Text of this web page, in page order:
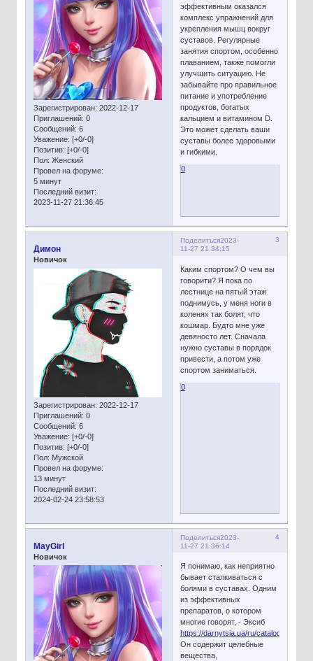
Зарегистрирован: 2022-12-17
Приглашений: 0
Сообщений: 6
Уважение: [+0/-0]
Позитив: [+0/-0]
Пол: Женский
Провел на форуме:
5 минут
Последний визит:
2023-11-27 21:36:45
эффективным оказался
комплекс упражнений для
укрепления мышц вокруг
суставов. Регулярные
занятия спортом, особенно
плаванием, также помогли
улучшить ситуацию. Не
забывайте про правильное
питание и употребление
продуктов, богатых
кальцием и витамином D.
Это может сделать ваши
суставы более здоровыми
и гибкими.
0
Поделиться 3
2023-
11-27 21:34:15
Димон
Новичок
Зарегистрирован: 2022-12-17
Приглашений: 0
Сообщений: 6
Уважение: [+0/-0]
Позитив: [+0/-0]
Пол: Мужской
Провел на форуме:
13 минут
Последний визит:
2024-02-24 23:58:53
Каким спортом? О чем вы
говорити? Я пока по
лестнице на пятый этаж
поднимусь, у меня ноги в
коленях так болят, что
кошмар. Будто мне уже
девяносто лет. Сначала
нужно суставы в порядок
привести, а потом уже
спортом заниматься.
0
Поделиться 4
2023-
11-27 21:36:14
MayGirl
Новичок
Я понимаю, как неприятно
бывает сталкиваться с
болями в суставах. Одним
из эффективных
препаратов, о котором
многие говорят, - Эксиб
https://darnytsia.ua/ru/catalog/eksib
Он содержит целебные
вещества,